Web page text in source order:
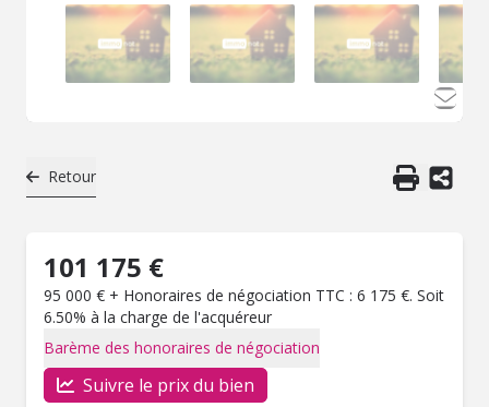
Retour
101 175 €
95 000 € + Honoraires de négociation TTC : 6 175 €. Soit
6.50% à la charge de l'acquéreur
Barème des honoraires de négociation
Suivre le prix du bien